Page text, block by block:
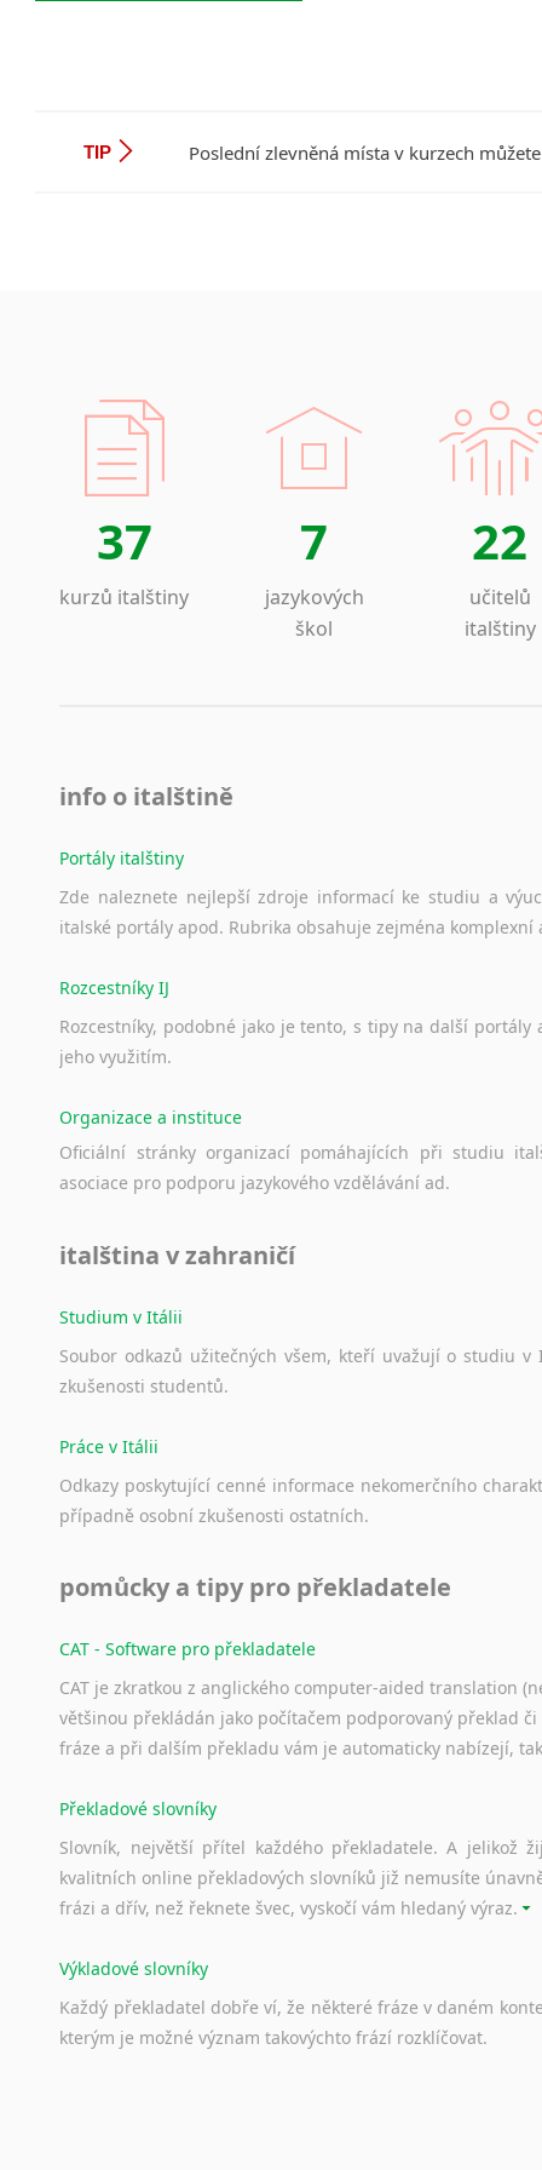
TIP Poslední zlevněná místa v kurzech
37
kurzů italštiny
7
jazykových
škol
22
učitelů
italštiny
info o italštině
Portály italštiny
Zde naleznete nejlepší zdroje informací ke studiu a
italské portály apod. Rubrika obsahuje zejména komplexní
Rozcestníky IJ
Rozcestníky, podobné jako je tento, s tipy na další portály
jeho využitím.
Organizace a instituce
Oficiální stránky organizací pomáhajících při studiu
asociace pro podporu jazykového vzdělávání ad.
italština v zahraničí
Studium v Itálii
Soubor odkazů užitečných všem, kteří uvažují o studiu v
zkušenosti studentů.
Práce v Itálii
Odkazy poskytující cenné informace nekomerčního
případně osobní zkušenosti ostatních.
pomůcky a tipy pro překladatele
CAT - Software pro překladatele
CAT je zkratkou z anglického computer-aided translation
většinou překládán jako počítačem podporovaný překlad
fráze a při dalším překladu vám je automaticky nabízejí,
Překladové slovníky
Slovník, největší přítel každého překladatele. A jelikož
kvalitních online překladových slovníků již nemusíte
frázi a dřív, než řeknete švec, vyskočí vám hledaný výraz.
Výkladové slovníky
Každý překladatel dobře ví, že některé fráze v daném
kterým je možné význam takovýchto frází rozklíčovat.